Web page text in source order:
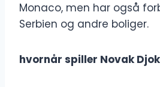
Monaco, men har også
Serbien og andre boliger.
hvornår spiller Novak